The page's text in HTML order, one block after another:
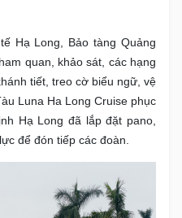
Hạ Long, Bảo tàng Quảng
quan, khảo sát, các hạng
tiết, treo cờ biểu ngữ, vệ
Luna Ha Long Cruise phục
Hạ Long đã lắp đặt pano,
để đón tiếp các đoàn.